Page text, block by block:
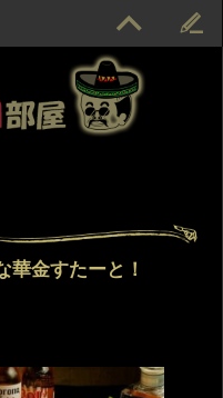
華金すたーと！